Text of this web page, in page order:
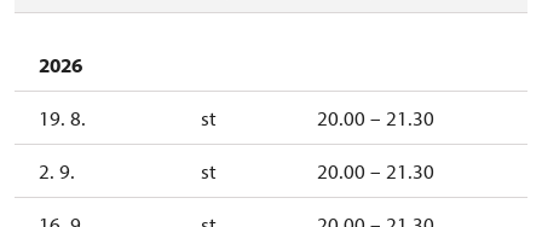
2026
19. 8. st 20.00 – 21.30
2. 9. st 20.00 – 21.30